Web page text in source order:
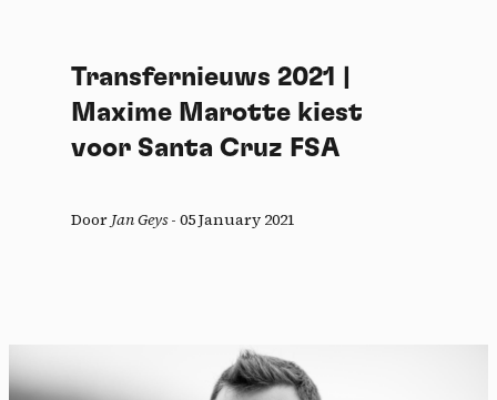
Transfernieuws 2021 |
Maxime Marotte kiest
voor Santa Cruz FSA
Door Jan Geys- 05 January 2021